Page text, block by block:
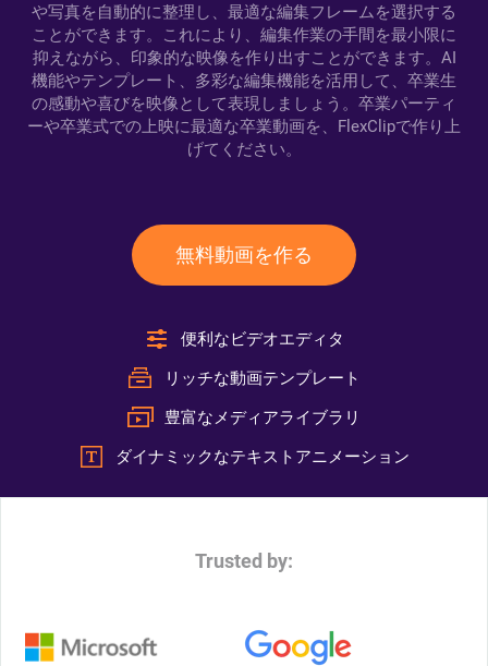
や写真を自動的に整理し、最適な編集フレームを選択する
ことができます。これにより、編集作業の手間を最小限に
抑えながら、印象的な映像を作り出すことができます。AI
機能やテンプレート、多彩な編集機能を活用して、卒業生
の感動や喜びを映像として表現しましょう。卒業パーティ
ーや卒業式での上映に最適な卒業動画を、FlexClipで作り上
げてください。
無料動画を作る
便利なビデオエディタ
リッチな動画テンプレート
豊富なメディアライブラリ
ダイナミックなテキストアニメーション
Trusted by: